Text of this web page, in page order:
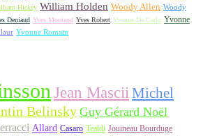
Hickey William Holden Woody Allen Woody
Deniaud Yves Montand Yves Robert Yvonne De Carlo Yvonne
Yvonne Romain
Jean Mascii Michel
Belinsky Guy Gérard Noël
Allard Casaro Tealdi Jouineau Bourduge